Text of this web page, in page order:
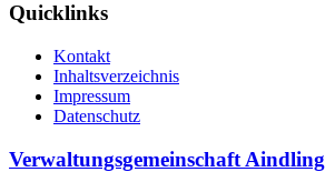
Quicklinks
Kontakt
Inhaltsverzeichnis
Impressum
Datenschutz
Verwaltungsgemeinschaft Aindling